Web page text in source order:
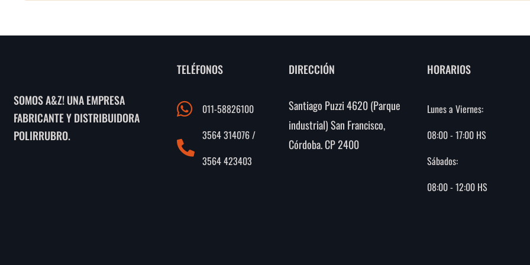
SOMOS A&Z! UNA EMPRESA
FABRICANTE Y DISTRIBUIDORA
POLIRRUBRO.
TELÉFONOS
011-58826100
3564 314076 /
3564 423403
DIRECCIÓN
Santiago Puzzi 4620 (Parque
industrial) San Francisco,
Córdoba. CP 2400
HORARIOS
Lunes a Viernes:
08:00 - 17:00 HS
Sábados:
08:00 - 12:00 HS